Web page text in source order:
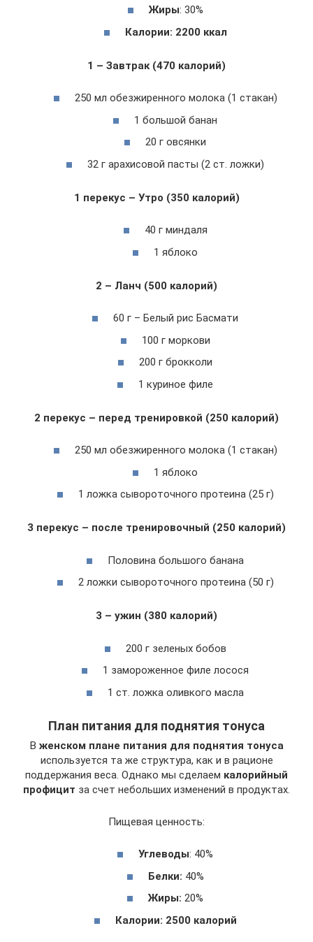
Жиры: 30%
Калории: 2200 ккал
1 – Завтрак (470 калорий)
250 мл обезжиренного молока (1 стакан)
1 большой банан
20 г овсянки
32 г арахисовой пасты (2 ст. ложки)
1 перекус – Утро (350 калорий)
40 г миндаля
1 яблоко
2 – Ланч (500 калорий)
60 г – Белый рис Басмати
100 г моркови
200 г брокколи
1 куриное филе
2 перекус – перед тренировкой (250 калорий)
250 мл обезжиренного молока (1 стакан)
1 яблоко
1 ложка сывороточного протеина (25 г)
3 перекус – после тренировочный (250 калорий)
Половина большого банана
2 ложки сывороточного протеина (50 г)
3 – ужин (380 калорий)
200 г зеленых бобов
1 замороженное филе лосося
1 ст. ложка оливкого масла
План питания для поднятия тонуса
В женском плане питания для поднятия тонуса
используется та же структура, как и в рационе
поддержания веса. Однако мы сделаем калорийный
профицит за счет небольших изменений в продуктах.
Пищевая ценность:
Углеводы: 40%
Белки: 40%
Жиры: 20%
Калории: 2500 калорий